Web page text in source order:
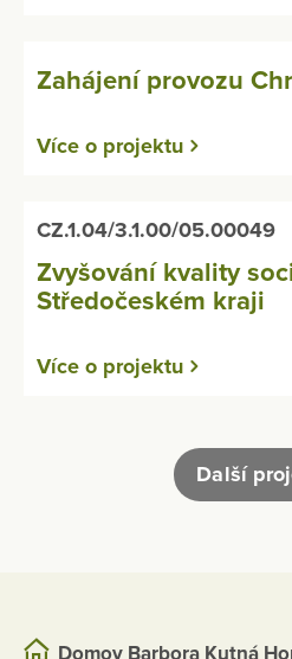
Zahájení provozu
Více o projektu
CZ.1.04/3.1.00/05.00049
Zvyšování kvality
Středočeském kraji
Více o projektu
Další
Domov Barbora Kutná